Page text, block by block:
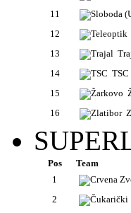
11
12
13
14
TSC
15
16
Pos
Team
1
2